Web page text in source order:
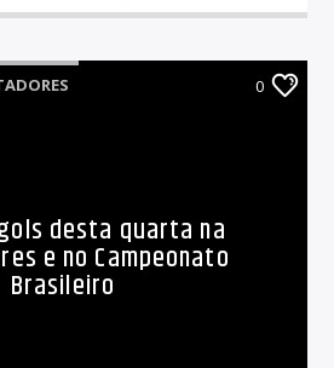
0
desta quarta na
e no Campeonato
Brasileiro